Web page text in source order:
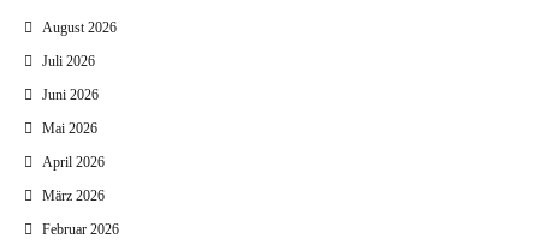
August 2026
Juli 2026
Juni 2026
Mai 2026
April 2026
März 2026
Februar 2026